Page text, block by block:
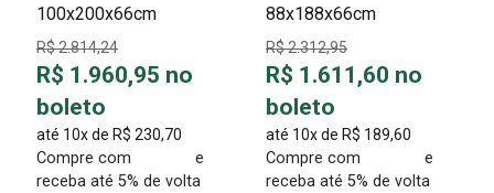
100x200x66cm
R$ 2.814,24
R$ 1.960,95 no
boleto
até 10x de R$ 230,70
Compre com
e
receba até 5% de volta
88x188x66cm
R$ 2.312,95
R$ 1.611,60 no
boleto
até 10x de R$ 189,60
Compre com
e
receba até 5% de volta